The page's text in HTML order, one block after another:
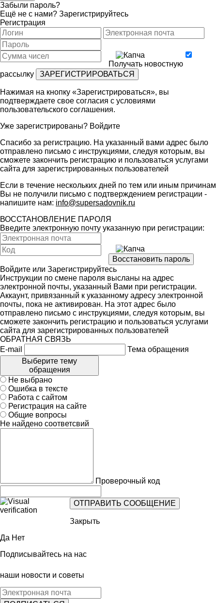
Забыли пароль?
Ещё не с нами? Зарегистрируйтесь
Регистрация
Получать новостную
рассылку
Нажимая на кнопку «Зарегистрироваться», вы
подтверждаете свое согласия с условиями
пользовательского соглашения.
Уже зарегистрированы? Войдите
Спасибо за регистрацию. На указанный вами адрес было
отправлено письмо с инструкциями, следуя которым, вы
сможете закончить регистрацию и пользоваться услугами
сайта для зарегистрированных пользователей
Если в течение нескольких дней по тем или иным причинам
Вы не получили письмо с подтверждением регистрации -
напишите нам: info@supersadovnik.ru
ВОССТАНОВЛЕНИЕ ПАРОЛЯ
Введите электронную почту указанную при регистрации:
Войдите или Зарегистрируйтесь
Инструкции по смене пароля высланы на адрес
электронной почты, указанный Вами при регистрации.
Аккаунт, привязанный к указанному адресу электронной
почты, пока не активирован. На этот адрес было
отправлено письмо с инструкциями, следуя которым, вы
сможете закончить регистрацию и пользоваться услугами
сайта для зарегистрированных пользователей
ОБРАТНАЯ СВЯЗЬ
E-mail
Тема обращения
Выберите тему
обращения
Не выбрано
Ошибка в тексте
Работа с сайтом
Регистрация на сайте
Общие вопросы
Не найдено соответсвий
Проверочный код
Закрыть
Да Нет
Подписывайтесь на нас
наши новости и советы